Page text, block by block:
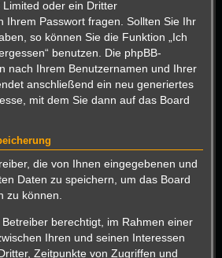
oder ein Dritter
Ihrem Passwort fragen. Sollten Sie Ihr
so können Sie die Funktion „Ich
benutzen. Die phpBB-
nach Ihrem Benutzernamen und Ihrer
anschließend ein neu generiertes
mit dem Sie dann auf das Board
die von Ihnen eingegebenen und
Daten zu speichern, um das Board
zu können.
berechtigt, im Rahmen einer
Ihren und seinen Interessen
Zeitpunkte von Zugriffen und